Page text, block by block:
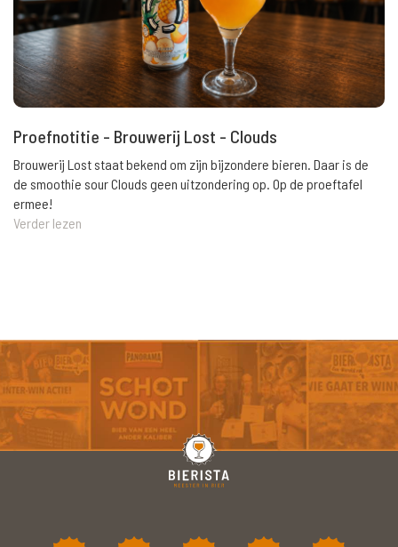
Proefnotitie - Brouwerij Lost - Clouds
Brouwerij Lost staat bekend om zijn bijzondere bieren. Daar is de
de smoothie sour Clouds geen uitzondering op. Op de proeftafel
ermee!
Verder lezen